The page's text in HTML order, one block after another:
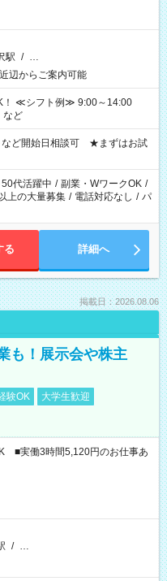
駅 / …
からご案内可能
など
など開始日相談可 ★まずはお試
代活躍中 / 副業・WワークOK /
上の大量募集 / 電話対応なし / パ
る 詳細へ
掲載日：2026.08.06
も！展示会や株主
験OK
大学生歓迎
■実働3時間5,120円のお仕事あ
/ …